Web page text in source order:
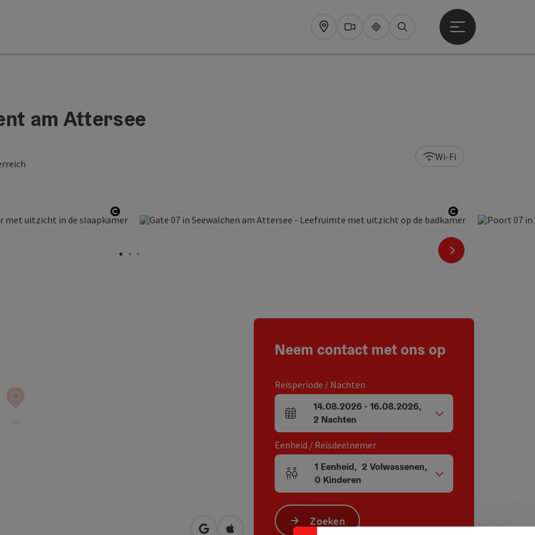
Map WebcamsUpperguide
Zoeken
Startmenu openen
am Attersee
Start Copyright Start Copyright
nächstes Element
Wi-Fi
Neem contact met ons op
Reisperiode / Nachten
Velden voor aankomst en vertrek
14.08.2026- 16.08.2026,
2 Nachten
Eenheid / Reisdeelnemer
Aantal eenheden en persoonsvelden
1 Eenheid, 2 Volwassenen,
0 Kinderen
Zoeken